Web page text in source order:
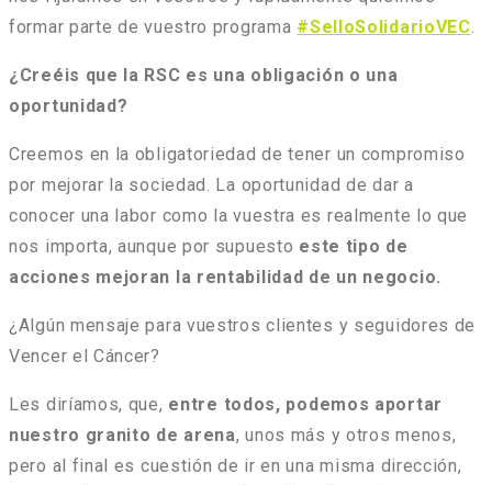
formar parte de vuestro programa #SelloSolidarioVEC.
¿Creéis que la RSC es una obligación o una
oportunidad?
Creemos en la obligatoriedad de tener un compromiso
por mejorar la sociedad. La oportunidad de dar a
conocer una labor como la vuestra es realmente lo que
nos importa, aunque por supuesto este tipo de
acciones mejoran la rentabilidad de un negocio.
¿Algún mensaje para vuestros clientes y seguidores de
Vencer el Cáncer?
Les diríamos, que, entre todos, podemos aportar
nuestro granito de arena, unos más y otros menos,
pero al final es cuestión de ir en una misma dirección,